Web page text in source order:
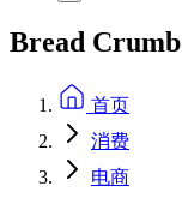
Bread Crumb
首页
消费
电商